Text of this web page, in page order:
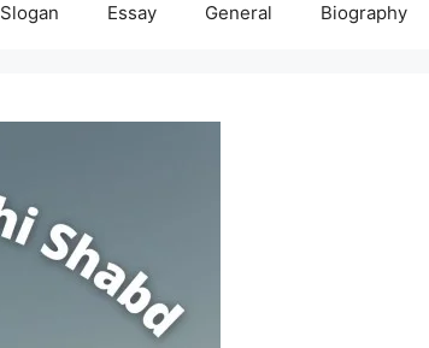
Slogan Essay General Biography